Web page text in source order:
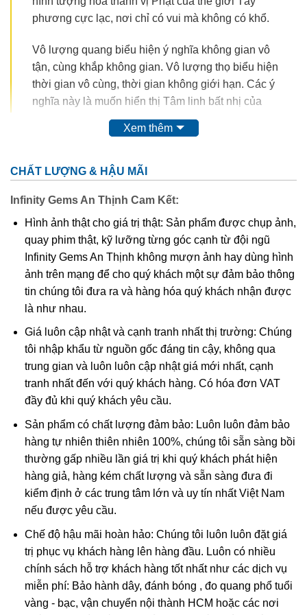
phương cực lạc, nơi chỉ có vui mà không có khổ.
Vô lượng quang biểu hiện ý nghĩa không gian vô
tận, cùng khắp không gian. Vô lượng thọ biểu hiện
thời gian vô cùng, thời gian không giới hạn. Các ý
nghĩa này là muốn hiển thị Tâm linh bất nhị của
Đạo Phật. Bất nhị cũng không phải là một, mà là
không có số lượng. Cùng khắp không gian, cùng
nghĩa thực sự của danh xưng A-Di Đà tức là vô
cùng khắp thời gian, không có số lượng cũng có
nghĩa là không có không gian, không có thời gian,
không có số lượng, đó là vì Tâm như hư không vô
sở hữu hay Phật tánh bất nhị, bất biến, bất sinh bất
diệt, cũng có nghĩa là Niết Bàn (Nirvana).
A Di Đà được thế gian hình tượng hóa thành vị Phật của thế giới
Tây phương cực lạc, nơi chỉ có vui mà không có khổ
Ý NGHĨA khi sử dụng phật bản mệnh A Di Đà
Xem thêm
CHẤT LƯỢNG & HẬU MÃI
Infinity Gems An Thịnh Cam Kết:
Hình ảnh thật cho giá trị thật: Sản phẩm được chụp ảnh,
quay phim thật, kỹ lưỡng từng góc cạnh từ đội ngũ
Infinity Gems An Thịnh không mượn ảnh hay dùng hình
ảnh trên mạng để cho quý khách một sự đảm bảo thông
tin chúng tôi đưa ra và hàng hóa quý khách nhận được
là như nhau.
Giá luôn cập nhật và cạnh tranh nhất thị trường: Chúng
tôi nhập khẩu từ nguồn gốc đáng tin cậy, không qua
trung gian và luôn luôn cập nhật giá mới nhất, cạnh
tranh nhất đến với quý khách hàng. Có hóa đơn VAT
đầy đủ khi quý khách yêu cầu.
Sản phẩm có chất lượng đảm bảo: Luôn luôn đảm bảo
hàng tự nhiên thiên nhiên 100%, chúng tôi sẵn sàng bồi
thường gấp nhiều lần giá trị khi quý khách phát hiện
hàng giả, hàng kém chất lượng và sẵn sàng đưa đi
kiểm định ở các trung tâm lớn và uy tín nhất Việt Nam
nếu được yêu cầu.
Chế độ hậu mãi hoàn hảo: Chúng tôi luôn luôn đặt giá
trị phục vụ khách hàng lên hàng đầu. Luôn có nhiều
chính sách hỗ trợ khách hàng tốt nhất như các dịch vụ
miễn phí: Bảo hành dây, đánh bóng , đo quang phổ tuổi
vàng - bạc, vận chuyển nội thành HCM hoặc các nơi